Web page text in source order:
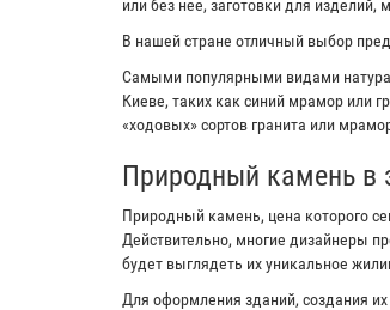
или без нее, заготовки для
В нашей стране отличный выбор
Самыми популярными видами
Киеве, таких как синий мрамор или
«ходовых» сортов гранита или
Природный камень в
Природный камень, цена которого
Действительно, многие дизайнеры
будет выглядеть их уникальное
Для оформления зданий, создания